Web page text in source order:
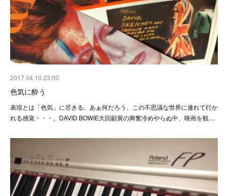
2017.04.10 23:00
色気に酔う
表現とは「色気」に尽きる。あぁ何だろう、この不思議な世界に連れて行か
れる感覚・・・。DAVID BOWIE大回顧展の興奮冷めやらぬ中、映画を観…